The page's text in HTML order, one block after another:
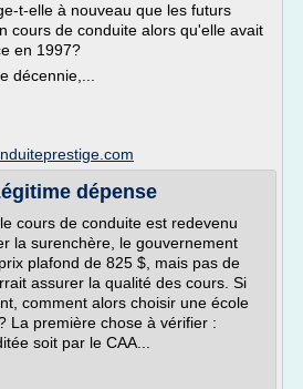
t-elle à nouveau que les futurs
cours de conduite alors qu'elle avait
en 1997?
décennie,...
dépense
cours de conduite est redevenu
la surenchère, le gouvernement
plafond de 825 $, mais pas de
assurer la qualité des cours. Si
comment alors choisir une école
La première chose à vérifier :
soit par le CAA...